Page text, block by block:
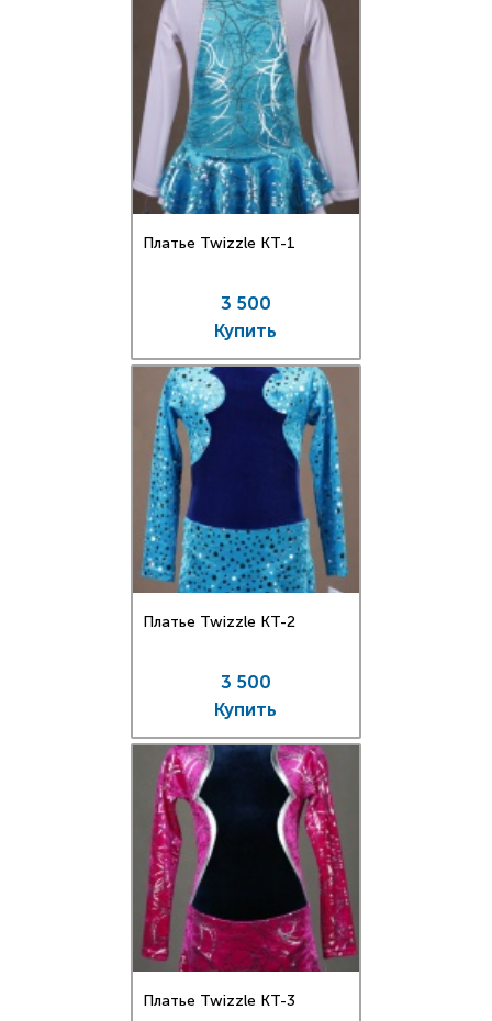
Платье Twizzle КT-1
3 500
Купить
Платье Twizzle КT-2
3 500
Купить
Платье Twizzle КT-3